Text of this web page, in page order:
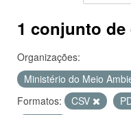
1 conjunto
Organizações:
Ministério do Meio
Formatos:
CSV